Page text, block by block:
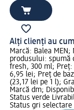
Alți clienți au
Marcă: Balea MEN;
produsului: spumă
fresh, 300 ml; Preț:
6,95 lei; Preț de
(23,17 lei pe 1 l);
Marcă dm;
Status verde
Status gri selectare